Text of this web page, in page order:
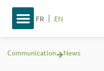
FR EN
Communication News